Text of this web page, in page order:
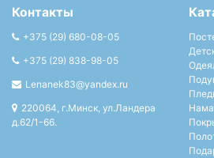
Контакты
+375 (29) 680-08-05
+375 (29) 838-98-05
Lenanek83@yandex.ru
220064, г.Минск, ул.Ландера
д.62/1-66.